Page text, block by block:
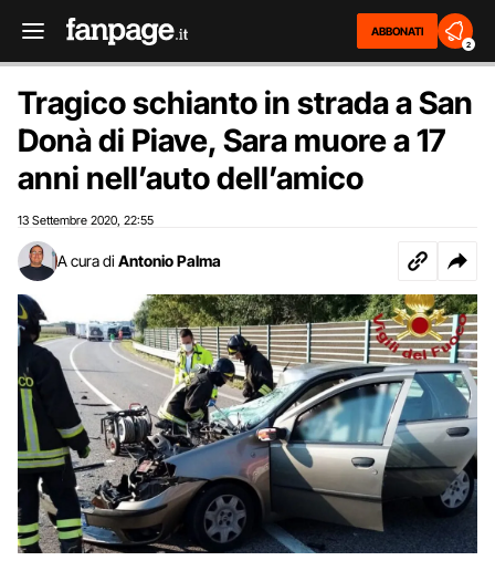
ABBONATI
2
Tragico schianto in strada a San
Donà di Piave, Sara muore a 17
anni nell’auto dell’amico
13 Settembre 2020 22:55
A cura di Antonio Palma